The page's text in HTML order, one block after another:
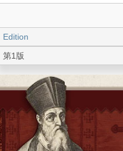
Edition
第1版
Language
Chinese 中文[簡體]